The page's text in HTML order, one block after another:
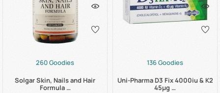
260 Goodies
Solgar Skin, Nails and Hair
Formula …
136 Goodies
Uni-Pharma D3 Fix 4000iu & K2
45μg …